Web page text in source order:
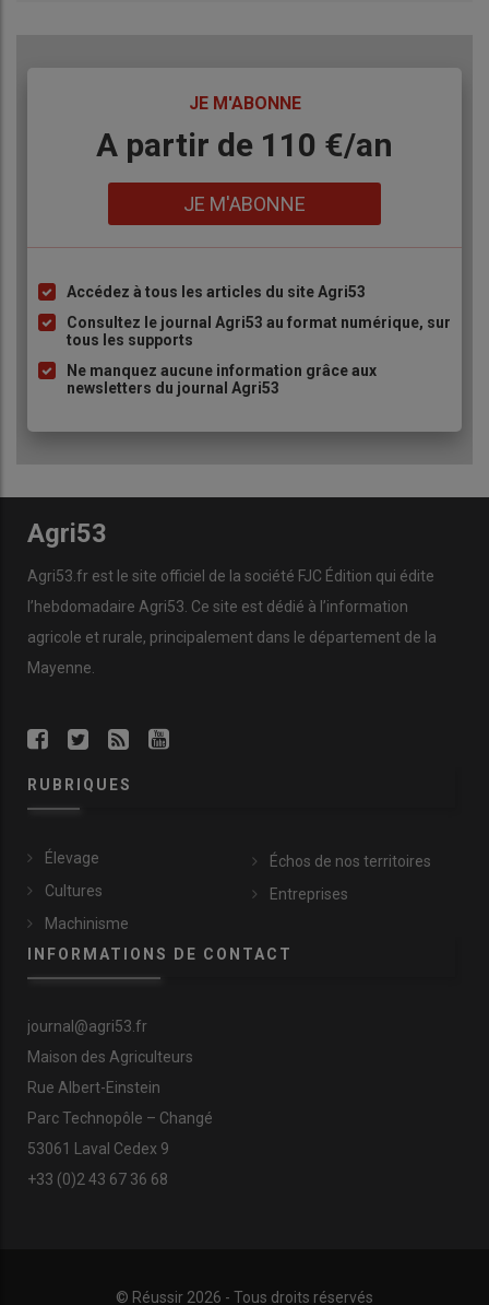
JE M'ABONNE
BodyA partir de 110 €/an
JE M'ABONNE
Liste
à
puce
Accédez à tous les articles du site Agri53
Consultez le journal Agri53 au format numérique, sur
tous les supports
Ne manquez aucune information grâce aux
newsletters du journal Agri53
Agri53
Agri53.fr est le site officiel de la société FJC Édition qui édite
l’hebdomadaire Agri53. Ce site est dédié à l’information
agricole et rurale, principalement dans le département de la
Mayenne.
RUBRIQUES
Élevage
Cultures
Machinisme
Échos de nos territoires
Entreprises
INFORMATIONS DE CONTACT
journal@agri53.fr
Maison des Agriculteurs
Rue Albert-Einstein
Parc Technopôle – Changé
53061 Laval Cedex 9
+33 (0)2 43 67 36 68
© Réussir 2026 - Tous droits réservés